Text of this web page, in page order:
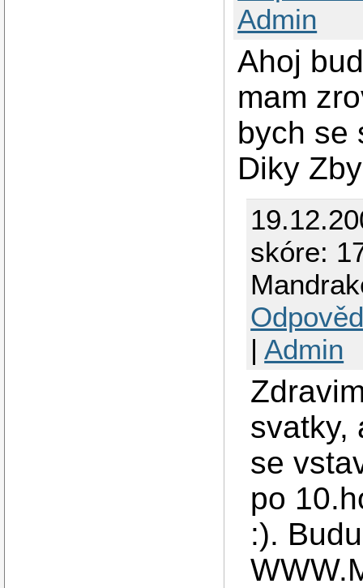
Admin
Ahoj
mam
bych se
Diky
skóre:
|Admin
svatky,
se
po
:).